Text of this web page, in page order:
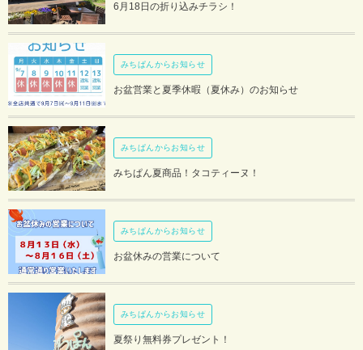
6月18日の折り込みチラシ！
みちぱんからお知らせ
お盆営業と夏季休暇（夏休み）のお知らせ
みちぱんからお知らせ
みちぱん夏商品！タコティーヌ！
みちぱんからお知らせ
お盆休みの営業について
みちぱんからお知らせ
夏祭り無料券プレゼント！